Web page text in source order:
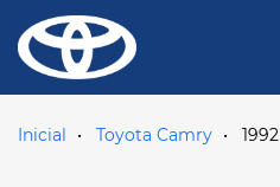
Inicial Toyota Camry 1992